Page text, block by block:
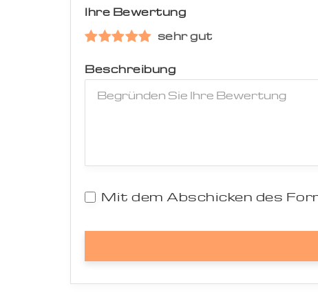
Ihre Bewertung
sehr gut
Beschreibung
Mit dem Abschicken des